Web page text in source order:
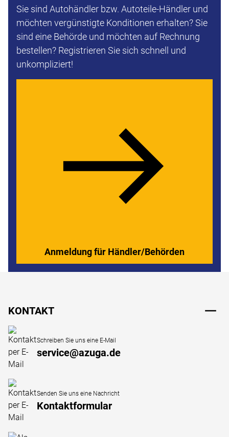
Sie sind Autohändler bzw. Autoteile-Händler und
möchten vergünstigte Konditionen erhalten? Sie
sind eine Behörde und möchten auf Rechnung
bestellen? Registrieren Sie sich schnell und
unkompliziert!
Anmeldung für Händler/Behörden
KONTAKT
Schreiben Sie uns eine E-Mail
service@azuga.de
Senden Sie uns eine Nachricht
Kontaktformular